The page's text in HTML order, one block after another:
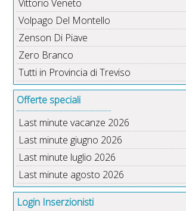
Vittorio Veneto
Volpago Del Montello
Zenson Di Piave
Zero Branco
Tutti in Provincia di Treviso
Offerte speciali
Last minute vacanze 2026
Last minute giugno 2026
Last minute luglio 2026
Last minute agosto 2026
Login Inserzionisti